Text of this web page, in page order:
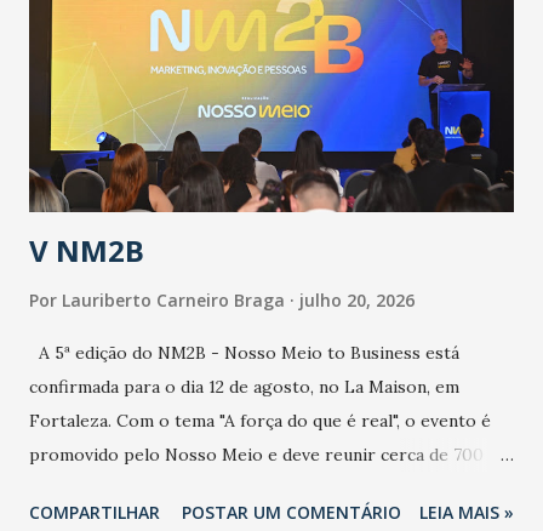
aumento de casos de dengue, influenza ou H1N1. Trata-se
de uma epidemia com um vírus diferente, com um poder de
contaminação maior que outros coronavírus”, apontou o
secretário. Segundo ele, é uma epidemia com chance de
contaminação alta, podendo gerar um grande risco à
população e ao sistema de saúde. “Precisamos saber fazer a
estratificação do risco da doença, para não so...
V NM2B
Por Lauriberto Carneiro Braga julho 20, 2026
A 5ª edição do NM2B - Nosso Meio to Business está
confirmada para o dia 12 de agosto, no La Maison, em
Fortaleza. Com o tema "A força do que é real", o evento é
promovido pelo Nosso Meio e deve reunir cerca de 700
e lideranças do Mercado Nacional. Desde 2022, o NM2B
COMPARTILHAR POSTAR UM COMENTÁRIO LEIA MAIS »